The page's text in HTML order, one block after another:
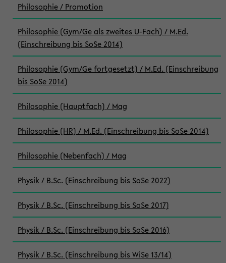
Philosophie / Promotion
Philosophie (Gym/Ge als zweites U-Fach) / M.Ed.
(Einschreibung bis SoSe 2014)
Philosophie (Gym/Ge fortgesetzt) / M.Ed. (Einschreibung
bis SoSe 2014)
Philosophie (Hauptfach) / Mag
Philosophie (HR) / M.Ed. (Einschreibung bis SoSe 2014)
Philosophie (Nebenfach) / Mag
Physik / B.Sc. (Einschreibung bis SoSe 2022)
Physik / B.Sc. (Einschreibung bis SoSe 2017)
Physik / B.Sc. (Einschreibung bis SoSe 2016)
Physik / B.Sc. (Einschreibung bis WiSe 13/14)